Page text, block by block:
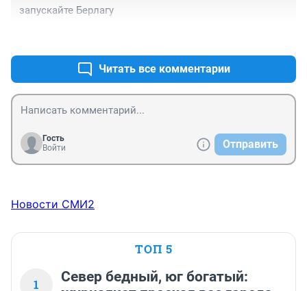
запускайте Берлагу
Читать все комментарии
Гость
Войти
Отправить
Новости СМИ2
ТОП 5
1
Север бедный, юг богатый: